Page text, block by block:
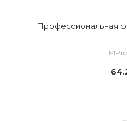
Профессиональная